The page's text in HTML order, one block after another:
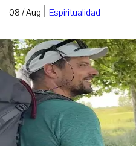
08 / Aug | Espiritualidad